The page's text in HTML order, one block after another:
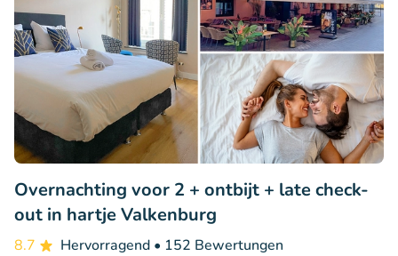
Overnachting voor 2 + ontbijt + late check-
out in hartje Valkenburg
8.7 Hervorragend • 152 Bewertungen